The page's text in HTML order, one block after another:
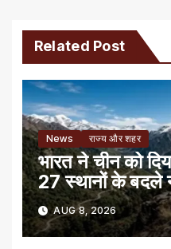
Related Post
News राज्य और शहर
भारत ने चीन को
27 स्थानों के बदले
AUG 8, 2026